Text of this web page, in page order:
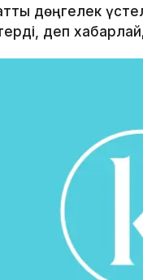
атты дөңгелек
деп